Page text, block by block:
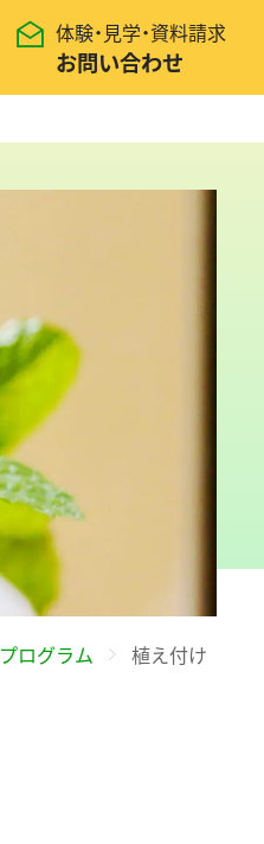
体験・見学・資料請求
お問い合わせ
プログラム 植え付け